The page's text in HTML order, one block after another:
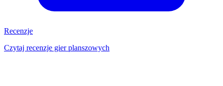
Recenzje
Czytaj recenzje gier planszowych